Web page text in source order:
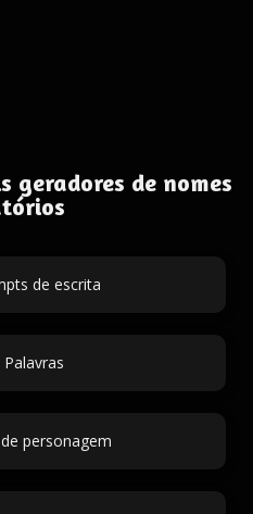
geradores de nomes
de escrita
Palavras
personagem